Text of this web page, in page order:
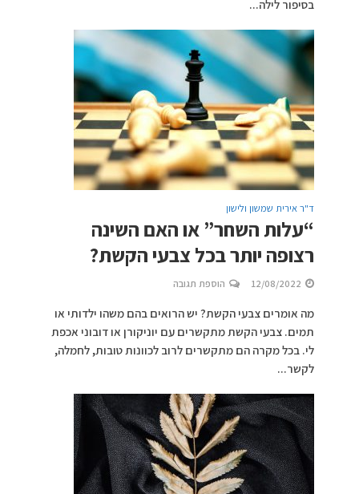
בסיפור לילה...
ד"ר אירית שמשון ולישון
“עלות השחר” או האם השינה
רצופה יותר בכל צבעי הקשת?
12/08/2022 הוספת תגובה
מה אומרים צבעי הקשת? יש הרואים בהם משהו ילדותי או
תמים. צבעי הקשת מתקשרים עם יוניקורן או דובוני אכפת
לי. בכל מקרה הם מתקשרים לרוב לכוונות טובות, לחמלה,
לקשר...